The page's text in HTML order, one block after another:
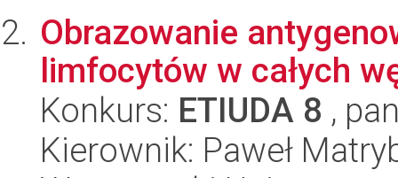
Obrazowanie
limfocytów w całych
Konkurs: ETIUDA 8 ,
Kierownik: Paweł